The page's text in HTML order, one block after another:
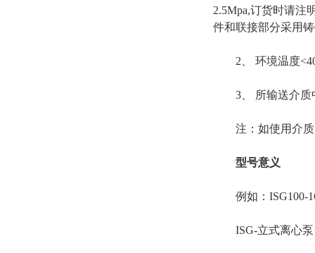
2.5Mpa,订货时请注
件和联接部分采用
2、 环境温度
3、 所输送介质中
注：如使用介质
型号意义
例如：ISG100-
ISG-立式离心泵